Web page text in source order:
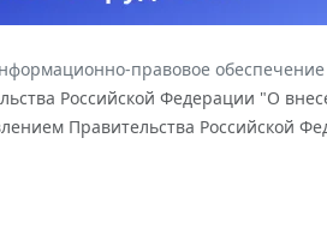
правовое обеспечение
Российской Федерации "О
Правительства Российской